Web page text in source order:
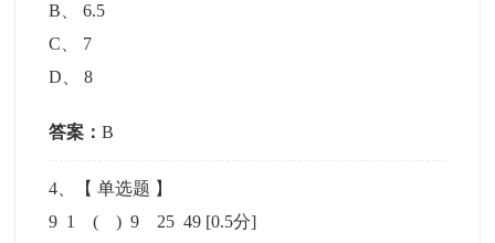
B 、6.5
C
7
D 、8
答案：B
4 、【单选题 】
9 1 ( ) 9 25 49 [0.5分]